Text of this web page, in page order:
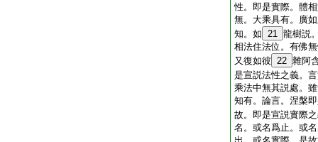
性。即是實際。體
無。大乘具有。廣
知。如 21 龍樹説
相法住法位。有佛
又復如彼 22 雜阿
是宣説法性之義。
乘法中無其説處。
知有。論言。涅槃
故。即是宣説實際
名。或名爲止。或